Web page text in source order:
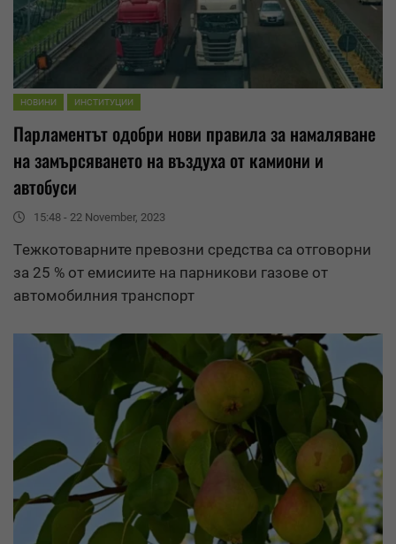
НОВИНИ ИНСТИТУЦИИ
Парламентът одобри нови правила за намаляване
на замърсяването на въздуха от камиони и
автобуси
15:48 - 22 November, 2023
Tежкотоварните превозни средства са отговорни
за 25 % от емисиите на парникови газове от
автомобилния транспорт